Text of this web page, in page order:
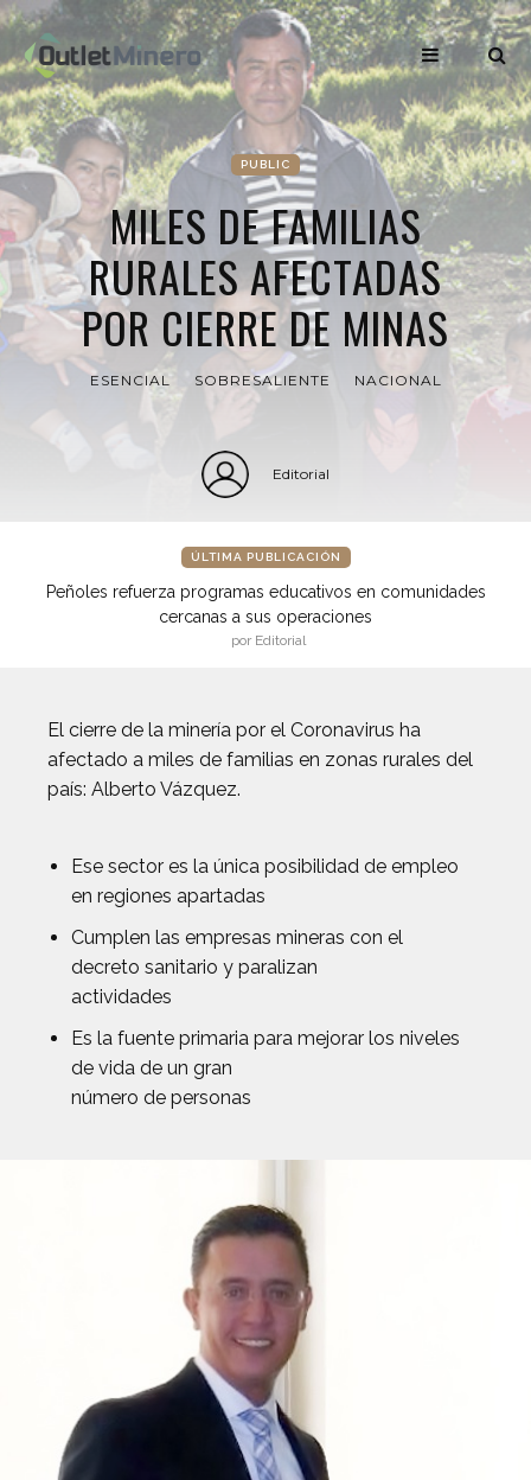
PUBLIC
MILES DE FAMILIAS
RURALES AFECTADAS
POR CIERRE DE MINAS
ESENCIAL SOBRESALIENTE NACIONAL
Editorial
ÚLTIMA PUBLICACIÓN
Peñoles refuerza programas educativos en comunidades
cercanas a sus operaciones
por Editorial
El cierre de la minería por el Coronavirus ha
afectado a miles de familias en zonas rurales del
país: Alberto Vázquez.
Ese sector es la única posibilidad de empleo
en regiones apartadas
Cumplen las empresas mineras con el
decreto sanitario y paralizan
actividades
Es la fuente primaria para mejorar los niveles
de vida de un gran
número de personas